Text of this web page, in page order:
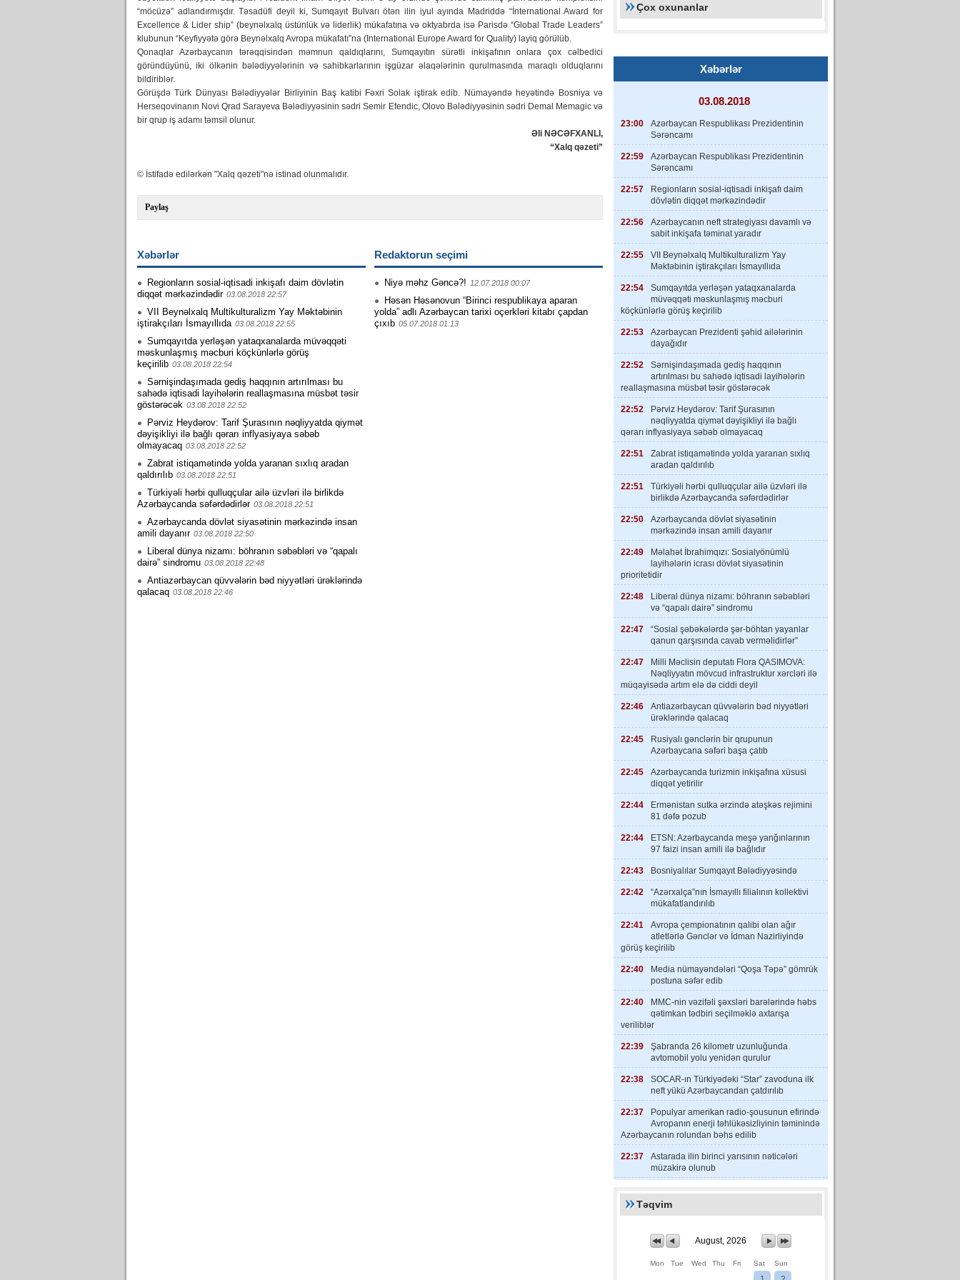
“möcüzə” adlandırmışdır. Təsadüfi deyil ki, Sumqayıt Bulvarı ötən ilin iyul ayında Madriddə “İnternational Award for
Excellence & Lider ship” (beynəlxalq üstünlük və liderlik) mükafatına və oktyabrda isə Parisdə “Global Trade Leaders”
klubunun “Keyfiyyətə görə Beynəlxalq Avropa mükafatı”na (International Europe Award for Quality) layiq görülüb.
Qonaqlar Azərbaycanın tərəqqisindən məmnun qaldıqlarını, Sumqayıtın sürətli inkişafının onlara çox cəlbedici
göründüyünü, iki ölkənin bələdiyyələrinin və sahibkarlarının işgüzar əlaqələrinin qurulmasında maraqlı olduqlarını
bildiriblər.
Görüşdə Türk Dünyası Bələdiyyələr Birliyinin Baş katibi Fəxri Solak iştirak edib. Nümayəndə heyətində Bosniya və
Herseqovinanın Novi Qrad Sarayeva Bələdiyyəsinin sədri Semir Efendic, Olovo Bələdiyyəsinin sədri Demal Memagic və
bir qrup iş adamı təmsil olunur.
Əli NƏCƏFXANLI,
“Xalq qəzeti”
© İstifadə edilərkən "Xalq qəzeti"nə istinad olunmalıdır.
Paylaş
Xəbərlər
Regionların sosial-iqtisadi inkişafı daim dövlətin
diqqət mərkəzindədir 03.08.2018 22:57
VII Beynəlxalq Multikulturalizm Yay Məktəbinin
iştirakçıları İsmayıllıda 03.08.2018 22:55
Sumqayıtda yerləşən yataqxanalarda müvəqqəti
məskunlaşmış məcburi köçkünlərlə görüş
keçirilib 03.08.2018 22:54
Sərnişindaşımada gediş haqqının artırılması bu
sahədə iqtisadi layihələrin reallaşmasına müsbət təsir
göstərəcək 03.08.2018 22:52
Pərviz Heydərov: Tarif Şurasının nəqliyyatda qiymət
dəyişikliyi ilə bağlı qərarı inflyasiyaya səbəb
olmayacaq 03.08.2018 22:52
Zabrat istiqamətində yolda yaranan sıxlıq aradan
qaldırılıb 03.08.2018 22:51
Türkiyəli hərbi qulluqçular ailə üzvləri ilə birlikdə
Azərbaycanda səfərdədirlər 03.08.2018 22:51
Azərbaycanda dövlət siyasətinin mərkəzində insan
amili dayanır 03.08.2018 22:50
Liberal dünya nizamı: böhranın səbəbləri və “qapalı
dairə” sindromu 03.08.2018 22:48
Antiazərbaycan qüvvələrin bəd niyyətləri ürəklərində
qalacaq 03.08.2018 22:46
Redaktorun seçimi
Niyə məhz Gəncə?! 12.07.2018 00:07
Həsən Həsənovun “Birinci respublikaya aparan
yolda” adlı Azərbaycan tarixi oçerkləri kitabı çapdan
çıxıb 05.07.2018 01:13
Çox oxunanlar
Xəbərlər
03.08.2018
23:00
Azərbaycan Respublikası Prezidentinin
Sərəncamı
22:59
Azərbaycan Respublikası Prezidentinin
Sərəncamı
22:57
Regionların sosial-iqtisadi inkişafı daim
dövlətin diqqət mərkəzindədir
22:56
Azərbaycanın neft strategiyası davamlı və
sabit inkişafa təminat yaradır
22:55
VII Beynəlxalq Multikulturalizm Yay
Məktəbinin iştirakçıları İsmayıllıda
22:54
Sumqayıtda yerləşən yataqxanalarda
müvəqqəti məskunlaşmış məcburi
köçkünlərlə görüş keçirilib
22:53
Azərbaycan Prezidenti şəhid ailələrinin
dayağıdır
22:52
Sərnişindaşımada gediş haqqının
artırılması bu sahədə iqtisadi layihələrin
reallaşmasına müsbət təsir göstərəcək
22:52
Pərviz Heydərov: Tarif Şurasının
nəqliyyatda qiymət dəyişikliyi ilə bağlı
qərarı inflyasiyaya səbəb olmayacaq
22:51
Zabrat istiqamətində yolda yaranan sıxlıq
aradan qaldırılıb
22:51
Türkiyəli hərbi qulluqçular ailə üzvləri ilə
birlikdə Azərbaycanda səfərdədirlər
22:50
Azərbaycanda dövlət siyasətinin
mərkəzində insan amili dayanır
22:49
Məlahət İbrahimqızı: Sosialyönümlü
layihələrin icrası dövlət siyasətinin
prioritetidir
22:48
Liberal dünya nizamı: böhranın səbəbləri
və “qapalı dairə” sindromu
22:47
“Sosial şəbəkələrdə şər-böhtan yayanlar
qanun qarşısında cavab verməlidirlər”
22:47
Milli Məclisin deputatı Flora QASIMOVA:
Nəqliyyatın mövcud infrastruktur xərcləri ilə
müqayisədə artım elə də ciddi deyil
22:46
Antiazərbaycan qüvvələrin bəd niyyətləri
ürəklərində qalacaq
22:45
Rusiyalı gənclərin bir qrupunun
Azərbaycana səfəri başa çatıb
22:45
Azərbaycanda turizmin inkişafına xüsusi
diqqət yetirilir
22:44
Ermənistan sutka ərzində atəşkəs rejimini
81 dəfə pozub
22:44
ETSN: Azərbaycanda meşə yanğınlarının
97 faizi insan amili ilə bağlıdır
22:43 Bosniyalılar Sumqayıt Bələdiyyəsində
22:42
“Azərxalça”nın İsmayıllı filialının kollektivi
mükafatlandırılıb
22:41
Avropa çempionatının qalibi olan ağır
atletlərlə Gənclər və İdman Nazirliyində
görüş keçirilib
22:40
Media nümayəndələri “Qoşa Təpə” gömrük
postuna səfər edib
22:40
MMC-nin vəzifəli şəxsləri barələrində həbs
qətimkan tədbiri seçilməklə axtarışa
veriliblər
22:39
Şabranda 26 kilometr uzunluğunda
avtomobil yolu yenidən qurulur
22:38
SOCAR-ın Türkiyədəki “Star” zavoduna ilk
neft yükü Azərbaycandan çatdırılıb
22:37
Populyar amerikan radio-şousunun efirində
Avropanın enerji təhlükəsizliyinin təminində
Azərbaycanın rolundan bəhs edilib
22:37
Astarada ilin birinci yarısının nəticələri
müzakirə olunub
Təqvim
August, 2026
Mon Tue Wed Thu Fri Sat Sun